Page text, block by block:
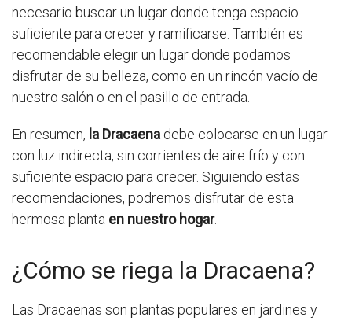
necesario buscar un lugar donde tenga espacio
suficiente para crecer y ramificarse. También es
recomendable elegir un lugar donde podamos
disfrutar de su belleza, como en un rincón vacío de
nuestro salón o en el pasillo de entrada.
En resumen, la Dracaena debe colocarse en un lugar
con luz indirecta, sin corrientes de aire frío y con
suficiente espacio para crecer. Siguiendo estas
recomendaciones, podremos disfrutar de esta
hermosa planta en nuestro hogar.
¿Cómo se riega la Dracaena?
Las Dracaenas son plantas populares en jardines y